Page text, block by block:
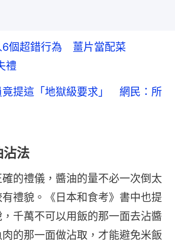
6個超錯行為 薑片當配菜
禮
竟提這「地獄級要求」 網民：所
沾法
的禮儀，醬油的量不必一次倒太
禮貌。《日本和食考》書中也提
千萬不可以用飯的那一面去沾醬
的那一面做沾取，才能避免米飯